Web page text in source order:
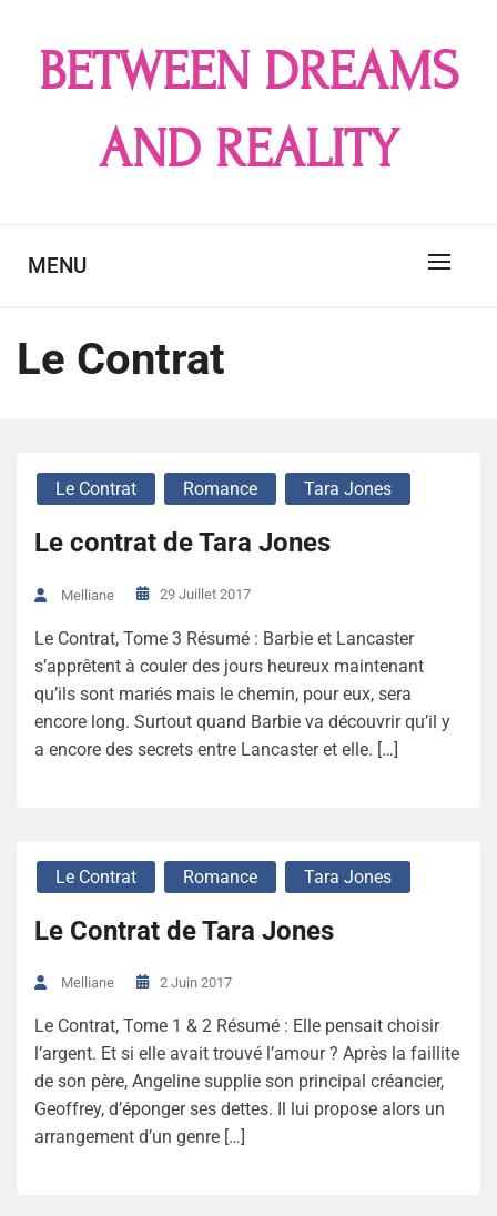
contentBETWEEN DREAMS
AND REALITY
MENU
Le Contrat
Le Contrat Romance Tara Jones
Le contrat de Tara Jones
Melliane 29 Juillet 2017
Le Contrat, Tome 3 Résumé : Barbie et Lancaster
s’apprêtent à couler des jours heureux maintenant
qu’ils sont mariés mais le chemin, pour eux, sera
encore long. Surtout quand Barbie va découvrir qu’il y
a encore des secrets entre Lancaster et elle. […]
Le Contrat Romance Tara Jones
Le Contrat de Tara Jones
Melliane 2 Juin 2017
Le Contrat, Tome 1 & 2 Résumé : Elle pensait choisir
l’argent. Et si elle avait trouvé l’amour ? Après la faillite
de son père, Angeline supplie son principal créancier,
Geoffrey, d’éponger ses dettes. Il lui propose alors un
arrangement d’un genre […]